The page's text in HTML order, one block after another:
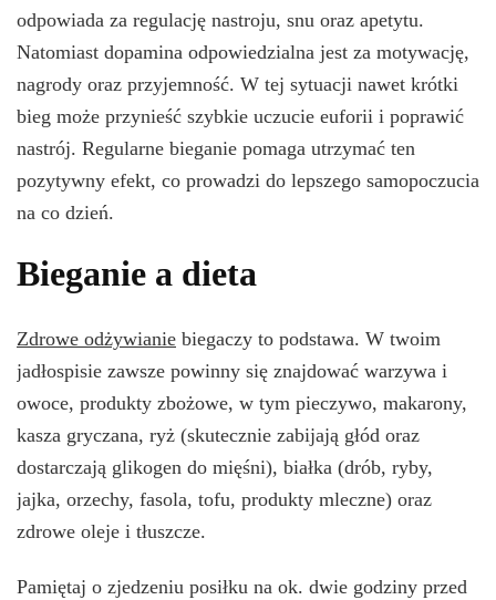
odpowiada za regulację nastroju, snu oraz apetytu.
Natomiast dopamina odpowiedzialna jest za motywację,
nagrody oraz przyjemność. W tej sytuacji nawet krótki
bieg może przynieść szybkie uczucie euforii i poprawić
nastrój. Regularne bieganie pomaga utrzymać ten
pozytywny efekt, co prowadzi do lepszego samopoczucia
na co dzień.
Bieganie a dieta
Zdrowe odżywianie biegaczy to podstawa. W twoim
jadłospisie zawsze powinny się znajdować warzywa i
owoce, produkty zbożowe, w tym pieczywo, makarony,
kasza gryczana, ryż (skutecznie zabijają głód oraz
dostarczają glikogen do mięśni), białka (drób, ryby,
jajka, orzechy, fasola, tofu, produkty mleczne) oraz
zdrowe oleje i tłuszcze.
Pamiętaj o zjedzeniu posiłku na ok. dwie godziny przed